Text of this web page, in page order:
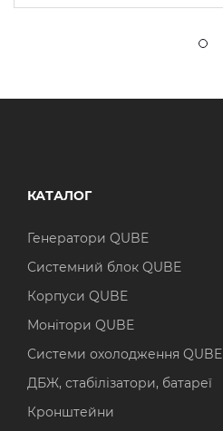
КАТАЛОГ
Генератори QUBE
Системний блок QUBE
Корпуси QUBE
Монітори QUBE
Системи охолодження QUBE
ДБЖ, стабілізатори, батареї
Кронштейни